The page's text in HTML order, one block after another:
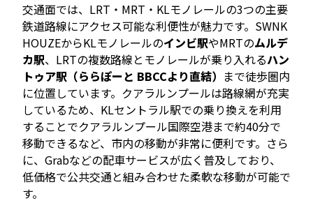
交通面では、LRT・MRT・KLモノレールの3つの主要
鉄道路線にアクセス可能な利便性が魅力です。SWNK
HOUZEからKLモノレールのインビ駅やMRTのムルデ
カ駅、LRTの複数路線とモノレールが乗り入れるハン
トゥア駅（ららぽーと BBCCより直結） まで徒歩圏内
に位置しています。クアラルンプールは路線網が充実
しているため、KLセントラル駅での乗り換えを利用
することでクアラルンプール国際空港まで約40分で
移動できるなど、市内の移動が非常に便利です。さら
に、Grabなどの配車サービスが広く普及しており、
低価格で公共交通と組み合わせた柔軟な移動が可能で
す。